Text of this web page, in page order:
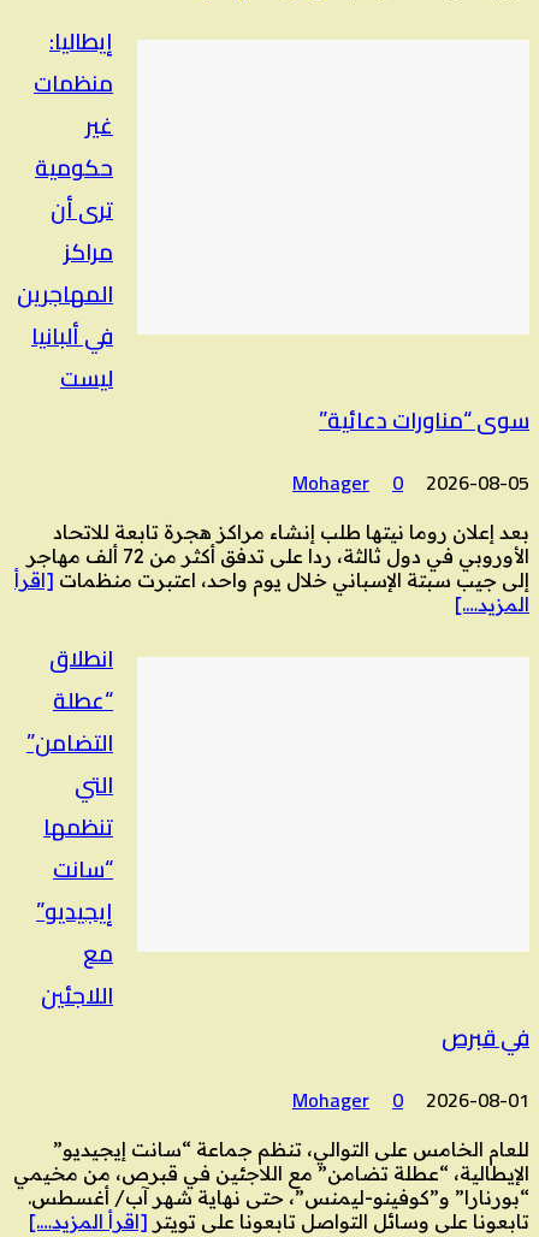
إيطاليا:
منظمات
غير
حكومية
ترى أن
مراكز
المهاجرين
في ألبانيا
ليست
سوى “مناورات دعائية”
2026-08-05
Mohager 0
بعد إعلان روما نيتها طلب إنشاء مراكز هجرة تابعة للاتحاد
الأوروبي في دول ثالثة، ردا على تدفق أكثر من 72 ألف مهاجر
إلى جيب سبتة الإسباني خلال يوم واحد، اعتبرت منظمات [اقرأ
المزيد….]
انطلاق
“عطلة
التضامن”
التي
تنظمها
“سانت
إيجيديو”
مع
اللاجئين
في قبرص
2026-08-01
Mohager 0
للعام الخامس على التوالي، تنظم جماعة “سانت إيجيديو”
الإيطالية، “عطلة تضامن” مع اللاجئين في قبرص، من مخيمي
“بورنارا” و”كوفينو-ليمنس”، حتى نهاية شهر آب/ أغسطس.
تابعونا على وسائل التواصل تابعونا على تويتر [اقرأ المزيد….]